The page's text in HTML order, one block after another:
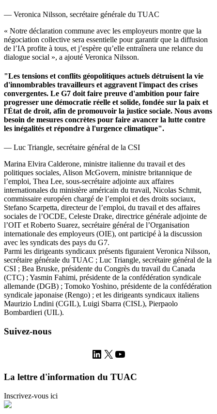
— Veronica Nilsson, secrétaire générale du TUAC
« Notre déclaration commune avec les employeurs montre que la
négociation collective sera essentielle pour garantir que la diffusion
de l’IA profite à tous, et j’espère qu’elle entraînera une relance du
dialogue social », a ajouté Veronica Nilsson.
"Les tensions et conflits géopolitiques actuels détruisent la vie
d'innombrables travailleurs et aggravent l'impact des crises
convergentes. Le G7 doit faire preuve d'ambition pour faire
progresser une démocratie réelle et solide, fondée sur la paix et
l'État de droit, afin de promouvoir la justice sociale. Nous avons
besoin de mesures concrètes pour faire avancer la lutte contre
les inégalités et répondre à l'urgence climatique".
— Luc Triangle, secrétaire général de la CSI
Marina Elvira Calderone, ministre italienne du travail et des
politiques sociales, Alison McGovern, ministre britannique de
l’emploi, Thea Lee, sous-secrétaire adjointe aux affaires
internationales du ministère américain du travail, Nicolas Schmit,
commissaire européen chargé de l’emploi et des droits sociaux,
Stefano Scarpetta, directeur de l’emploi, du travail et des affaires
sociales de l’OCDE, Celeste Drake, directrice générale adjointe de
l’OIT et Roberto Suarez, secrétaire général de l’Organisation
internationale des employeurs (OIE), ont participé à la discussion
avec les syndicats des pays du G7.
Parmi les dirigeants syndicaux présents figuraient Veronica Nilsson,
secrétaire générale du TUAC ; Luc Triangle, secrétaire général de la
CSI ; Bea Bruske, présidente du Congrès du travail du Canada
(CTC) ; Yasmin Fahimi, présidente de la confédération syndicale
allemande (DGB) ; Tomoko Yoshino, présidente de la confédération
syndicale japonaise (Rengo) ; et les dirigeants syndicaux italiens
Maurizio Lndini (CGIL), Luigi Sbarra (CISL), Pierpaolo
Bombardieri (UIL).
Suivez-nous
LinkedIn
X YouTube
La lettre d'information du TUAC
Inscrivez-vous ici